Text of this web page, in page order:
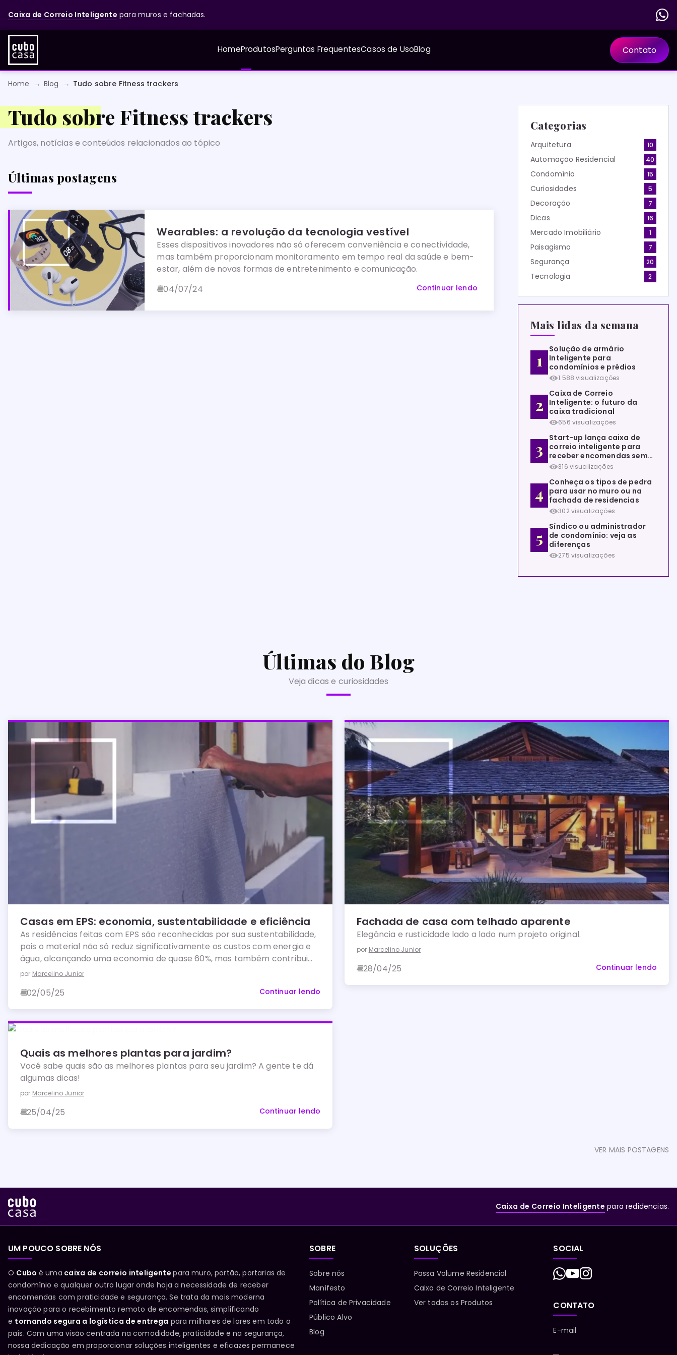
Caixa de Correio Inteligente para muros e fachadas.
HomeProdutosPerguntas FrequentesCasos de UsoBlog Contato
Home Blog Tudo sobre Fitness trackers
Tudo sobre Fitness trackers
Artigos, notícias e conteúdos relacionados ao tópico
Últimas postagens
Wearables: a revolução da tecnologia vestível
Esses dispositivos inovadores não só oferecem conveniência e conectividade,
mas também proporcionam monitoramento em tempo real da saúde e bem-
estar, além de novas formas de entretenimento e comunicação.
04/07/24
Continuar lendo
Categorias
Arquitetura 10
Automação Residencial 40
Condomínio 15
Curiosidades 5
Decoração 7
Dicas 16
Mercado Imobiliário 1
Paisagismo 7
Segurança 20
Tecnologia 2
Mais lidas da semana
Solução de armário
Inteligente para
condomínios e prédios
1.588 visualizações
Caixa de Correio
Inteligente: o futuro da
caixa tradicional
656 visualizações
Start-up lança caixa de
correio inteligente para
receber encomendas sem
estar em casa
316 visualizações
Conheça os tipos de pedra
para usar no muro ou na
fachada de residencias
302 visualizações
Síndico ou administrador
de condomínio: veja as
diferenças
275 visualizações
Últimas do Blog
Veja dicas e curiosidades
Casas em EPS: economia, sustentabilidade e eficiência
As residências feitas com EPS são reconhecidas por sua sustentabilidade,
pois o material não só reduz significativamente os custos com energia e
água, alcançando uma economia de quase 60%, mas também contribui
para a redução das emissões de CO2 na atmosfera.
por Marcelino Junior
02/05/25 Continuar lendo
Fachada de casa com telhado aparente
Elegância e rusticidade lado a lado num projeto original.
por Marcelino Junior
28/04/25 Continuar lendo
Quais as melhores plantas para jardim?
Você sabe quais são as melhores plantas para seu jardim? A gente te dá
algumas dicas!
por Marcelino Junior
25/04/25 Continuar lendo
VER MAIS POSTAGENS
Caixa de Correio Inteligente para redidencias.
UM POUCO SOBRE NÓS
O Cubo é uma caixa de correio inteligentepara muro, portão, portarias de
condomínio e qualquer outro lugar onde haja a necessidade de receber
encomendas com praticidade e segurança. Se trata da mais moderna
inovação para o recebimento remoto de encomendas, simplificando
e tornando segura a logística de entrega para milhares de lares em todo o
país. Com uma visão centrada na comodidade, praticidade e na segurança,
nossa dedicação em proporcionar soluções inteligentes e eficazes permanece
SOBRE
Sobre nós
Manifesto
Política de Privacidade
Público Alvo
Blog
SOLUÇÕES
Passa Volume Residencial
Caixa de Correio Inteligente
Ver todos os Produtos
SOCIAL
CONTATO
E-mail